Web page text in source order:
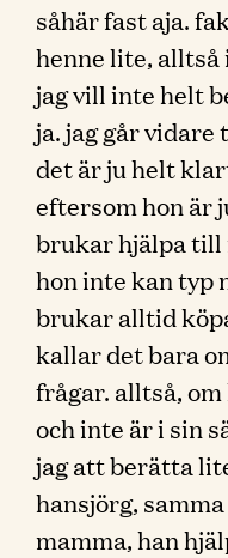
såhär fast aja.
henne lite, alltså
jag vill inte helt
ja. jag går
det är ju helt
eftersom hon är
brukar hjälpa till
hon inte kan typ
brukar alltid
kallar det bara
frågar. alltså,
och inte är i sin
jag att berätta
hansjörg,
mamma, han